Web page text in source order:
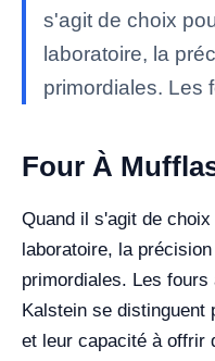
s'agit de choix
laboratoire, la
primordiales. Les
Four À
Quand il s'agit de
laboratoire, la
primordiales. Les
Kalstein se distinguent
et leur capacité à offrir